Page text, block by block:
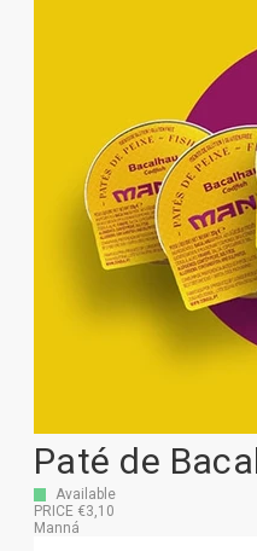
Paté de
Available
PRICE €3,10
Manná